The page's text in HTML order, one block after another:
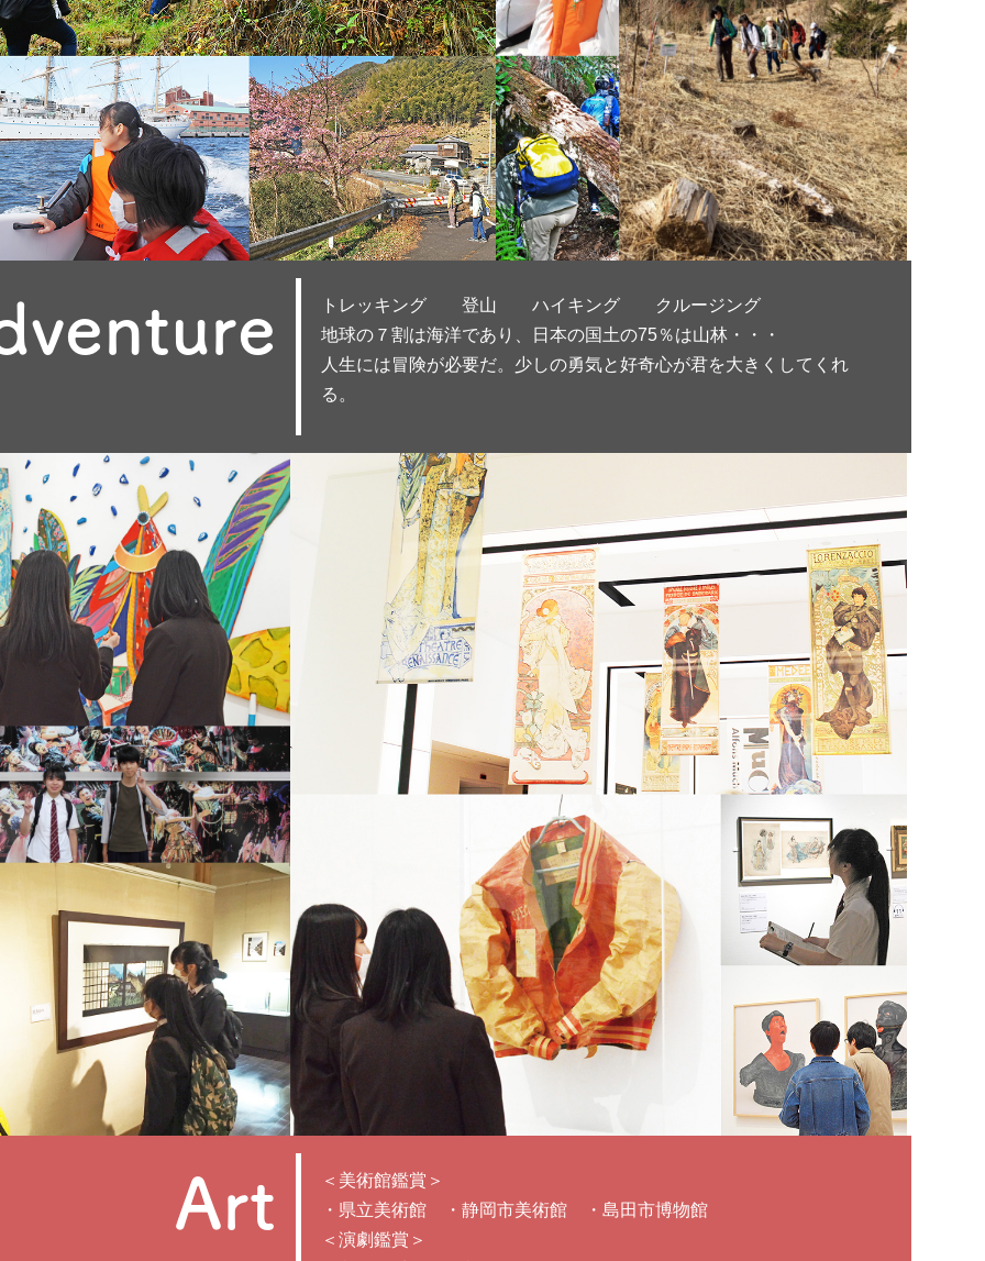
トレッキング 登山 ハイキング クルージング
地球の７割は海洋であり、日本の国土の75％は山林・・・
人生には冒険が必要だ。少しの勇気と好奇心が君を大きくしてくれ
る。
Art
＜美術館鑑賞＞
・県立美術館 ・静岡市美術館 ・島田市博物館
＜演劇鑑賞＞